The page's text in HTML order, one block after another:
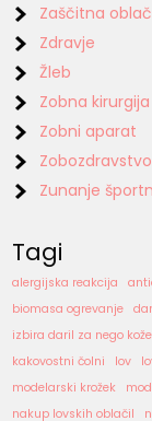
Zaščitna
Zdravje
Žleb
Zobna kirurgija
Zobni aparat
Zobozdravstvo
Zunanje
Tagi
alergijska reakcija
biomasa ogrevanje
izbira daril za nego kože
kakovostni čolni
lov
modelarski krožek
nakup lovskih oblačil